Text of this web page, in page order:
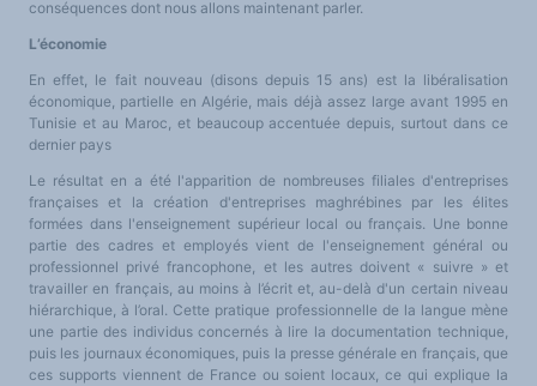
conséquences dont nous allons maintenant parler.
L’économie
En effet, le fait nouveau (disons depuis 15 ans) est la libéralisation
économique, partielle en Algérie, mais déjà assez large avant 1995 en
Tunisie et au Maroc, et beaucoup accentuée depuis, surtout dans ce
dernier pays
Le résultat en a été l'apparition de nombreuses filiales d'entreprises
françaises et la création d'entreprises maghrébines par les élites
formées dans l'enseignement supérieur local ou français. Une bonne
partie des cadres et employés vient de l'enseignement général ou
professionnel privé francophone, et les autres doivent « suivre » et
travailler en français, au moins à l’écrit et, au-delà d'un certain niveau
hiérarchique, à l’oral. Cette pratique professionnelle de la langue mène
une partie des individus concernés à lire la documentation technique,
puis les journaux économiques, puis la presse générale en français, que
ces supports viennent de France ou soient locaux, ce qui explique la